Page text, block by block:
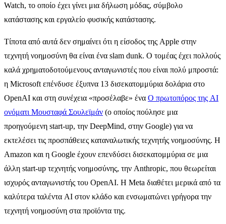
Watch, το οποίο έχει γίνει μια δήλωση μόδας, σύμβολο
κατάστασης και εργαλείο φυσικής κατάστασης.
Τίποτα από αυτά δεν σημαίνει ότι η είσοδος της Apple στην
τεχνητή νοημοσύνη θα είναι ένα slam dunk. Ο τομέας έχει πολλούς
καλά χρηματοδοτούμενους ανταγωνιστές που είναι πολύ μπροστά:
η Microsoft επένδυσε έξυπνα 13 δισεκατομμύρια δολάρια στο
OpenAI και στη συνέχεια «προσέλαβε» ένα Ο πρωτοπόρος της AI
ονόματι Μουσταφά Σουλεϊμάν (ο οποίος πούλησε μια
προηγούμενη start-up, την DeepMind, στην Google) για να
εκτελέσει τις προσπάθειες καταναλωτικής τεχνητής νοημοσύνης. Η
Amazon και η Google έχουν επενδύσει δισεκατομμύρια σε μια
άλλη start-up τεχνητής νοημοσύνης, την Anthropic, που θεωρείται
ισχυρός ανταγωνιστής του OpenAI. Η Meta διαθέτει μερικά από τα
καλύτερα ταλέντα AI στον κλάδο και ενσωματώνει γρήγορα την
τεχνητή νοημοσύνη στα προϊόντα της.